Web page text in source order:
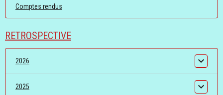
Comptes rendus
RETROSPECTIVE
2026
2025